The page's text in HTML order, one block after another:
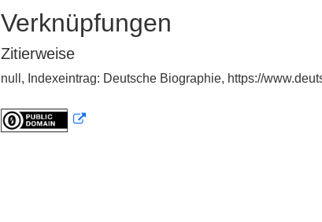
Verknüpfungen
Zitierweise
null, Indexeintrag: Deutsche Biographie, https://